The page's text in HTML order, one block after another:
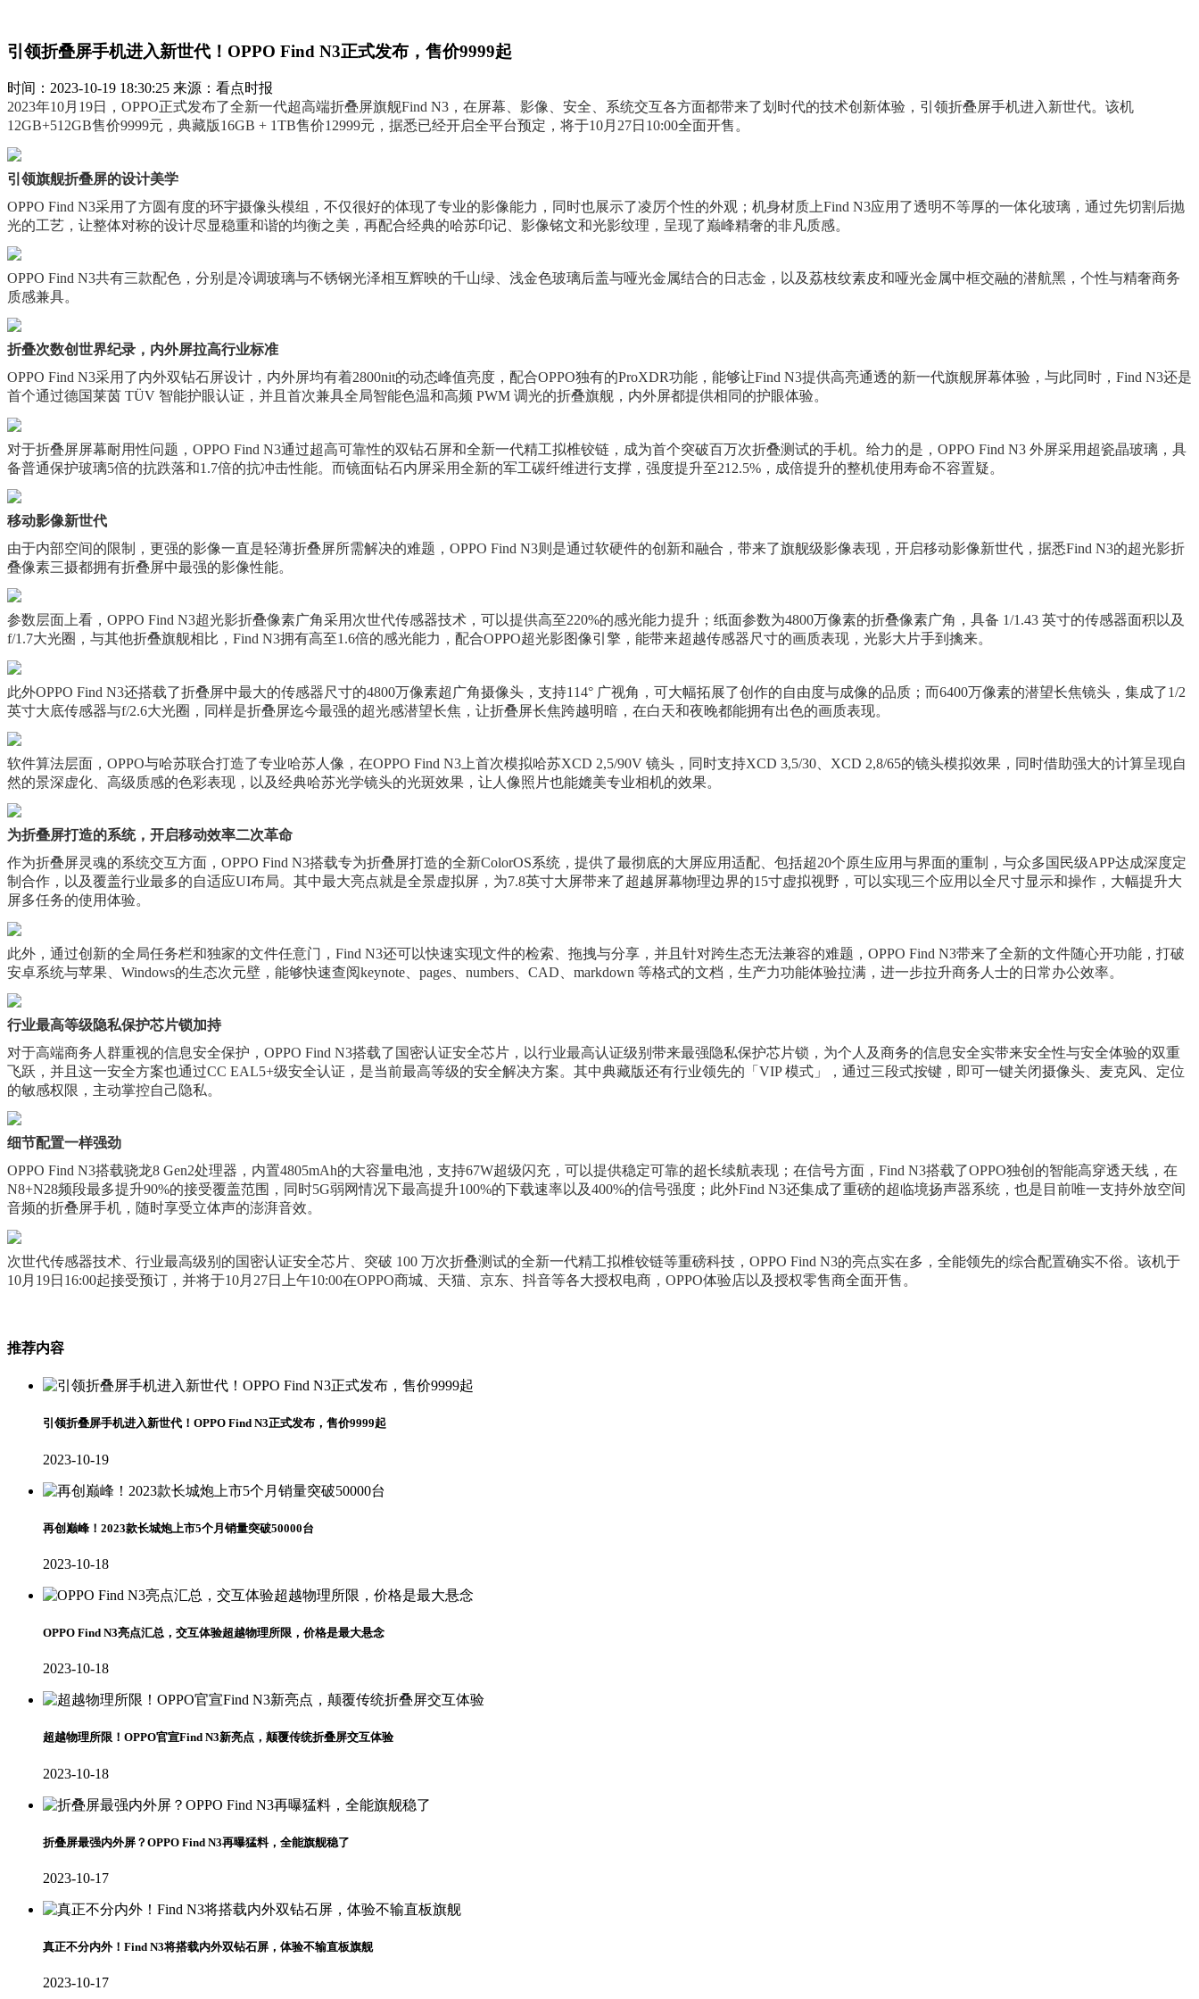
引领折叠屏手机进入新世代！OPPO Find N3正式发布，售价9999起
时间：2023-10-19 18:30:25 来源：看点时报
2023年10月19日，OPPO正式发布了全新一代超高端折叠屏旗舰Find N3，在屏幕、影像、安全、系统交互各方面都带来了划时代的技术创新体验，引领折叠屏手机进入新世代。该机
12GB+512GB售价9999元，典藏版16GB + 1TB售价12999元，据悉已经开启全平台预定，将于10月27日10:00全面开售。
引领旗舰折叠屏的设计美学
OPPO Find N3采用了方圆有度的环宇摄像头模组，不仅很好的体现了专业的影像能力，同时也展示了凌厉个性的外观；机身材质上Find N3应用了透明不等厚的一体化玻璃，通过先切割后抛
光的工艺，让整体对称的设计尽显稳重和谐的均衡之美，再配合经典的哈苏印记、影像铭文和光影纹理，呈现了巅峰精奢的非凡质感。
OPPO Find N3共有三款配色，分别是冷调玻璃与不锈钢光泽相互辉映的千山绿、浅金色玻璃后盖与哑光金属结合的日志金，以及荔枝纹素皮和哑光金属中框交融的潜航黑，个性与精奢商务
质感兼具。
折叠次数创世界纪录，内外屏拉高行业标准
OPPO Find N3采用了内外双钻石屏设计，内外屏均有着2800nit的动态峰值亮度，配合OPPO独有的ProXDR功能，能够让Find N3提供高亮通透的新一代旗舰屏幕体验，与此同时，Find N3还是
首个通过德国莱茵 TÜV 智能护眼认证，并且首次兼具全局智能色温和高频 PWM 调光的折叠旗舰，内外屏都提供相同的护眼体验。
对于折叠屏屏幕耐用性问题，OPPO Find N3通过超高可靠性的双钻石屏和全新一代精工拟椎铰链，成为首个突破百万次折叠测试的手机。给力的是，OPPO Find N3 外屏采用超瓷晶玻璃，具
备普通保护玻璃5倍的抗跌落和1.7倍的抗冲击性能。而镜面钻石内屏采用全新的军工碳纤维进行支撑，强度提升至212.5%，成倍提升的整机使用寿命不容置疑。
移动影像新世代
由于内部空间的限制，更强的影像一直是轻薄折叠屏所需解决的难题，OPPO Find N3则是通过软硬件的创新和融合，带来了旗舰级影像表现，开启移动影像新世代，据悉Find N3的超光影折
叠像素三摄都拥有折叠屏中最强的影像性能。
参数层面上看，OPPO Find N3超光影折叠像素广角采用次世代传感器技术，可以提供高至220%的感光能力提升；纸面参数为4800万像素的折叠像素广角，具备 1/1.43 英寸的传感器面积以及
f/1.7大光圈，与其他折叠旗舰相比，Find N3拥有高至1.6倍的感光能力，配合OPPO超光影图像引擎，能带来超越传感器尺寸的画质表现，光影大片手到擒来。
此外OPPO Find N3还搭载了折叠屏中最大的传感器尺寸的4800万像素超广角摄像头，支持114° 广视角，可大幅拓展了创作的自由度与成像的品质；而6400万像素的潜望长焦镜头，集成了1/2
英寸大底传感器与f/2.6大光圈，同样是折叠屏迄今最强的超光感潜望长焦，让折叠屏长焦跨越明暗，在白天和夜晚都能拥有出色的画质表现。
软件算法层面，OPPO与哈苏联合打造了专业哈苏人像，在OPPO Find N3上首次模拟哈苏XCD 2,5/90V 镜头，同时支持XCD 3,5/30、XCD 2,8/65的镜头模拟效果，同时借助强大的计算呈现自
然的景深虚化、高级质感的色彩表现，以及经典哈苏光学镜头的光斑效果，让人像照片也能媲美专业相机的效果。
为折叠屏打造的系统，开启移动效率二次革命
作为折叠屏灵魂的系统交互方面，OPPO Find N3搭载专为折叠屏打造的全新ColorOS系统，提供了最彻底的大屏应用适配、包括超20个原生应用与界面的重制，与众多国民级APP达成深度定
制合作，以及覆盖行业最多的自适应UI布局。其中最大亮点就是全景虚拟屏，为7.8英寸大屏带来了超越屏幕物理边界的15寸虚拟视野，可以实现三个应用以全尺寸显示和操作，大幅提升大
屏多任务的使用体验。
此外，通过创新的全局任务栏和独家的文件任意门，Find N3还可以快速实现文件的检索、拖拽与分享，并且针对跨生态无法兼容的难题，OPPO Find N3带来了全新的文件随心开功能，打破
安卓系统与苹果、Windows的生态次元壁，能够快速查阅keynote、pages、numbers、CAD、markdown 等格式的文档，生产力功能体验拉满，进一步拉升商务人士的日常办公效率。
行业最高等级隐私保护芯片锁加持
对于高端商务人群重视的信息安全保护，OPPO Find N3搭载了国密认证安全芯片，以行业最高认证级别带来最强隐私保护芯片锁，为个人及商务的信息安全实带来安全性与安全体验的双重
飞跃，并且这一安全方案也通过CC EAL5+级安全认证，是当前最高等级的安全解决方案。其中典藏版还有行业领先的「VIP 模式」，通过三段式按键，即可一键关闭摄像头、麦克风、定位
的敏感权限，主动掌控自己隐私。
细节配置一样强劲
OPPO Find N3搭载骁龙8 Gen2处理器，内置4805mAh的大容量电池，支持67W超级闪充，可以提供稳定可靠的超长续航表现；在信号方面，Find N3搭载了OPPO独创的智能高穿透天线，在
N8+N28频段最多提升90%的接受覆盖范围，同时5G弱网情况下最高提升100%的下载速率以及400%的信号强度；此外Find N3还集成了重磅的超临境扬声器系统，也是目前唯一支持外放空间
音频的折叠屏手机，随时享受立体声的澎湃音效。
次世代传感器技术、行业最高级别的国密认证安全芯片、突破 100 万次折叠测试的全新一代精工拟椎铰链等重磅科技，OPPO Find N3的亮点实在多，全能领先的综合配置确实不俗。该机于
10月19日16:00起接受预订，并将于10月27日上午10:00在OPPO商城、天猫、京东、抖音等各大授权电商，OPPO体验店以及授权零售商全面开售。
推荐内容
引领折叠屏手机进入新世代！OPPO Find N3正式发布，售价9999起
2023-10-19
再创巅峰！2023款长城炮上市5个月销量突破50000台
2023-10-18
OPPO Find N3亮点汇总，交互体验超越物理所限，价格是最大悬念
2023-10-18
超越物理所限！OPPO官宣Find N3新亮点，颠覆传统折叠屏交互体验
2023-10-18
折叠屏最强内外屏？OPPO Find N3再曝猛料，全能旗舰稳了
2023-10-17
真正不分内外！Find N3将搭载内外双钻石屏，体验不输直板旗舰
2023-10-17